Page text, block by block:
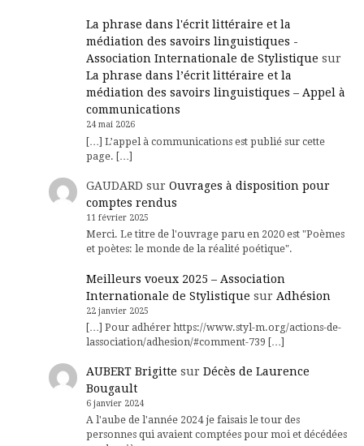
La phrase dans l'écrit littéraire et la
médiation des savoirs linguistiques -
Association Internationale de Stylistique sur
La phrase dans l’écrit littéraire et la
médiation des savoirs linguistiques – Appel à
communications
24 mai 2026
[…] L’appel à communications est publié sur cette
page. […]
GAUDARD sur Ouvrages à disposition pour
comptes rendus
11 février 2025
Merci. Le titre de l'ouvrage paru en 2020 est "Poèmes
et poètes: le monde de la réalité poétique".
Meilleurs voeux 2025 – Association
Internationale de Stylistique sur Adhésion
22 janvier 2025
[…] Pour adhérer https://www.styl-m.org/actions-de-
lassociation/adhesion/#comment-739 […]
AUBERT Brigitte sur Décès de Laurence
Bougault
6 janvier 2024
A l'aube de l'année 2024 je faisais le tour des
personnes qui avaient comptées pour moi et décédées